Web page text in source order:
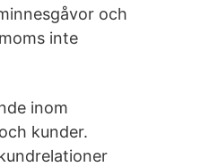
och
inte
inom
kunder.